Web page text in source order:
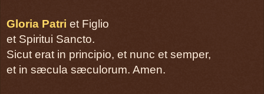
A reading from the letter of Saint Paul to Titus
Versus ante Evangelium
página 23
Evangelium
Gloria Patri et Figlio
et Spiritui Sancto.
Sicut erat in principio, et nunc et semper,
et in sæcula sæculorum. Amen.